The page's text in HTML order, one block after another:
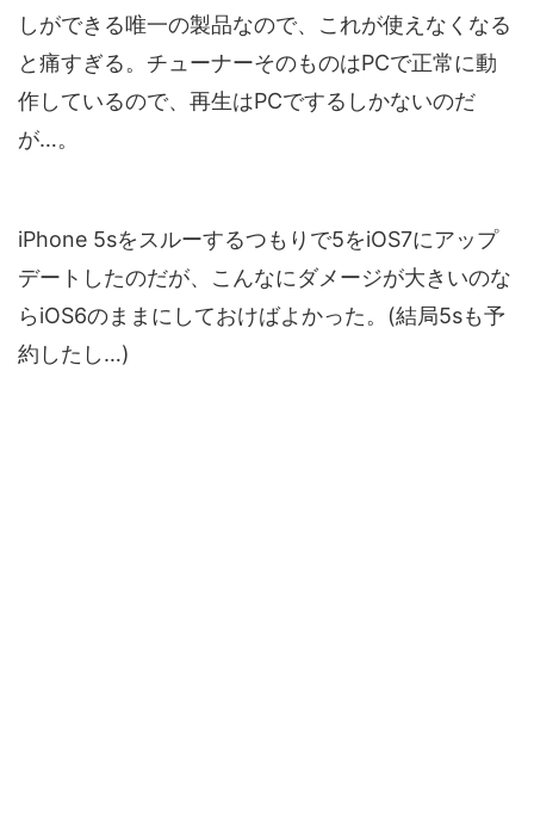
しができる唯一の製品なので、これが使えなくなる
と痛すぎる。チューナーそのものはPCで正常に動
作しているので、再生はPCでするしかないのだ
が…。
iPhone 5sをスルーするつもりで5をiOS7にアップ
デートしたのだが、こんなにダメージが大きいのな
らiOS6のままにしておけばよかった。(結局5sも予
約したし…)